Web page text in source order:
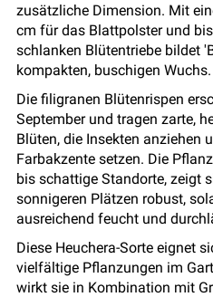
zusätzliche Dimension. Mit
cm für das Blattpolster und
schlanken Blütentriebe bildet
kompakten, buschigen Wuchs.
Die filigranen Blütenrispen
September und tragen zarte,
Blüten, die Insekten anziehen
Farbakzente setzen. Die
bis schattige Standorte, zeigt
sonnigeren Plätzen robust,
ausreichend feucht und
Diese Heuchera-Sorte eignet
vielfältige Pflanzungen im
wirkt sie in Kombination mit